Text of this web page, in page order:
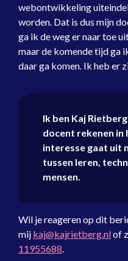
webontwikkeling
worden. Dat is dus mijn
ga ik de weg er naar toe
maar de komende tijd ga
daar ga komen. Ik heb er
Ik ben Kaj Rietberg
docent rekenen in
interesse gaat uit
tussen leren,
mensen.
Wil je reageren op dit
mij kaj@kajrietberg.nlof
11955688.